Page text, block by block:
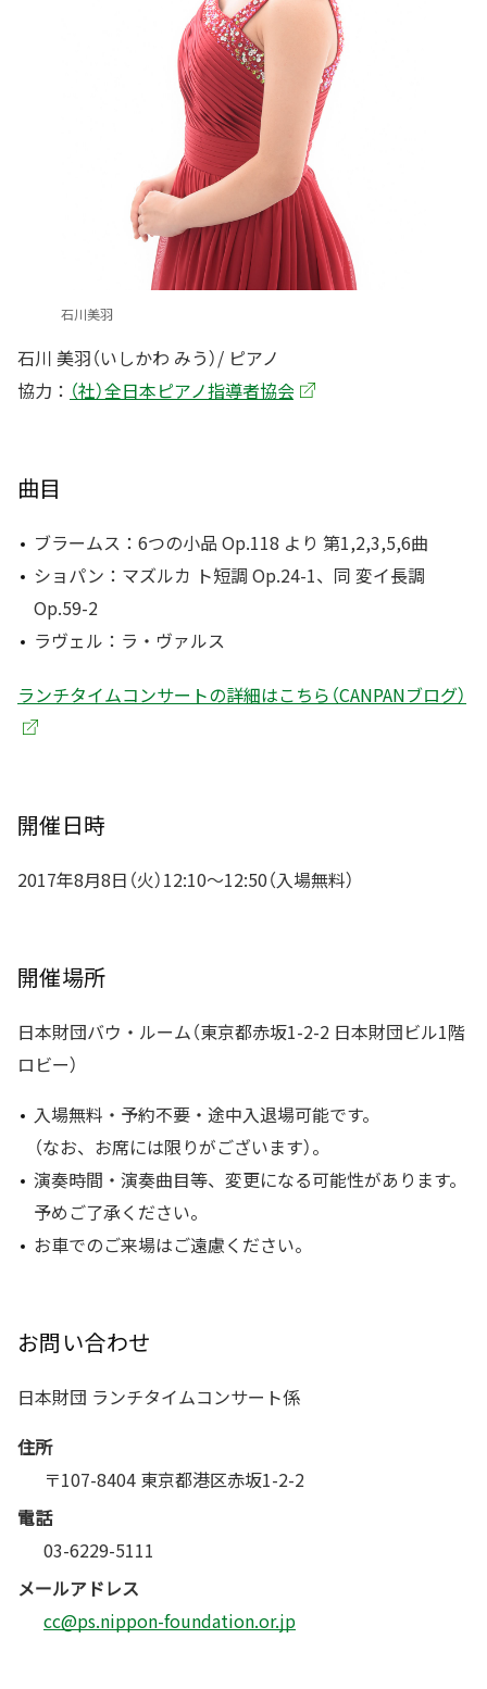
石川美羽
石川 美羽（いしかわ みう）/ ピアノ
協力： （社）全日本ピアノ指導者協会
曲目
ブラームス：6つの小品 Op.118 より 第1,2,3,5,6曲
ショパン：マズルカ ト短調 Op.24-1、同 変イ長調
Op.59-2
ラヴェル：ラ・ヴァルス
ランチタイムコンサートの詳細はこちら（CANPANブログ）
開催日時
2017年8月8日（火）12:10～12:50（入場無料）
開催場所
日本財団バウ・ルーム（東京都赤坂1-2-2 日本財団ビル1階
ロビー）
入場無料・予約不要・途中入退場可能です。
（なお、お席には限りがございます）。
演奏時間・演奏曲目等、変更になる可能性があります。
予めご了承ください。
お車でのご来場はご遠慮ください。
お問い合わせ
日本財団 ランチタイムコンサート係
住所
〒107-8404 東京都港区赤坂1-2-2
電話
03-6229-5111
メールアドレス
cc@ps.nippon-foundation.or.jp